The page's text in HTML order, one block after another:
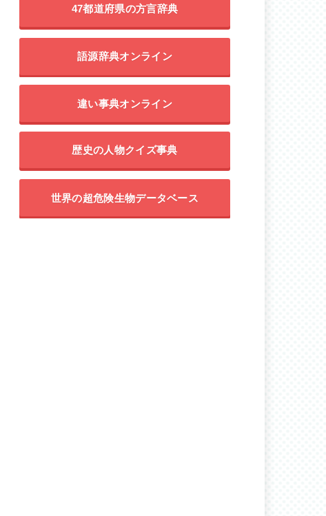
47都道府県の方言辞典
語源辞典オンライン
違い事典オンライン
歴史の人物クイズ事典
世界の超危険生物データベース